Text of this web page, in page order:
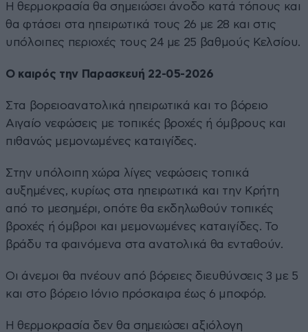
Η θερμοκρασία θα σημειώσει άνοδο κατά τόπους και
θα φτάσει στα ηπειρωτικά τους 26 με 28 και στις
υπόλοιπες περιοχές τους 24 με 25 βαθμούς Κελσίου.
Ο καιρός την Παρασκευή 22-05-2026
Στα βορειοανατολικά ηπειρωτικά και το βόρειο
Αιγαίο νεφώσεις με τοπικές βροχές ή όμβρους και
πιθανώς μεμονωμένες καταιγίδες.
Στην υπόλοιπη χώρα λίγες νεφώσεις τοπικά
αυξημένες, κυρίως στα ηπειρωτικά και την Κρήτη
από το μεσημέρι, οπότε θα εκδηλωθούν τοπικές
βροχές ή όμβροι και μεμονωμένες καταιγίδες. Το
βράδυ τα φαινόμενα στα ανατολικά θα ενταθούν.
Οι άνεμοι θα πνέουν από βόρειες διευθύνσεις 3 με 5
και στο βόρειο Ιόνιο πρόσκαιρα έως 6 μποφόρ.
Η θερμοκρασία δεν θα σημειώσει αξιόλογη